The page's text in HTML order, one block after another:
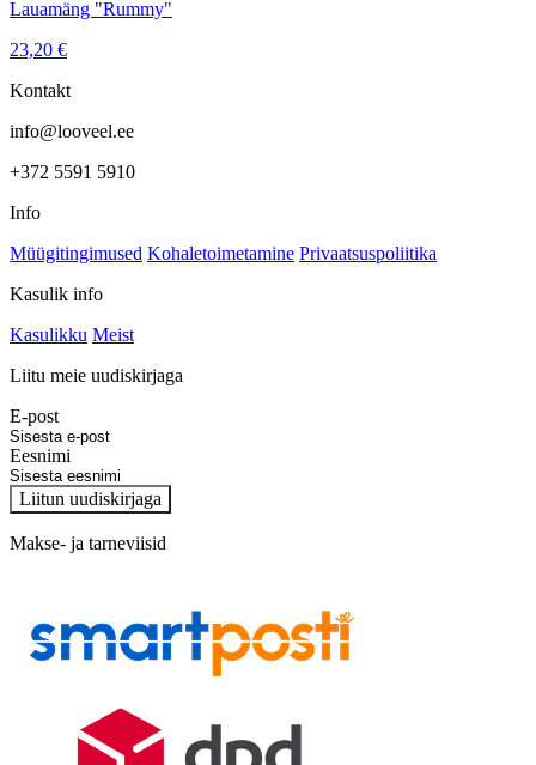
Lauamäng "Rummy"
23,20 €
Kontakt
info@looveel.ee
+372 5591 5910
Info
Müügitingimused Kohaletoimetamine Privaatsuspoliitika
Kasulik info
Kasulikku Meist
Liitu meie uudiskirjaga
E-post
Eesnimi
Liitun uudiskirjaga
Makse- ja tarneviisid